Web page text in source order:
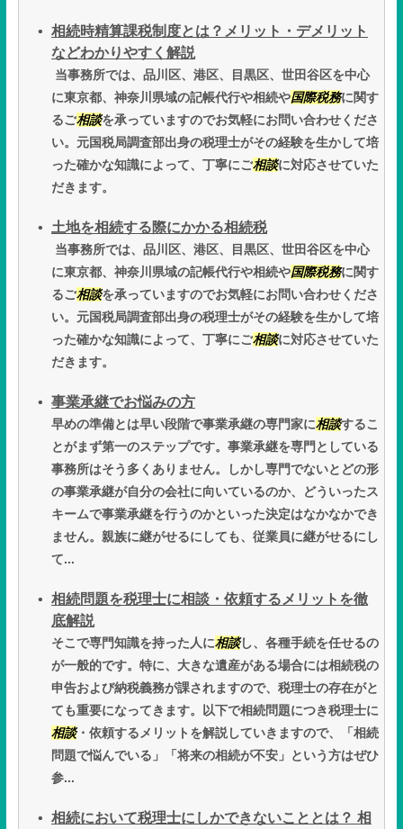
相続時精算課税制度とは？メリット・デメリット
などわかりやすく解説
当事務所では、品川区、港区、目黒区、世田谷区を中心
に東京都、神奈川県域の記帳代行や相続や国際税務に関す
るご相談を承っていますのでお気軽にお問い合わせくださ
い。元国税局調査部出身の税理士がその経験を生かして培
った確かな知識によって、丁寧にご相談に対応させていた
だきます。
土地を相続する際にかかる相続税
当事務所では、品川区、港区、目黒区、世田谷区を中心
に東京都、神奈川県域の記帳代行や相続や国際税務に関す
るご相談を承っていますのでお気軽にお問い合わせくださ
い。元国税局調査部出身の税理士がその経験を生かして培
った確かな知識によって、丁寧にご相談に対応させていた
だきます。
事業承継でお悩みの方
早めの準備とは早い段階で事業承継の専門家に相談するこ
とがまず第一のステップです。事業承継を専門としている
事務所はそう多くありません。しかし専門でないとどの形
の事業承継が自分の会社に向いているのか、どういったス
キームで事業承継を行うのかといった決定はなかなかでき
ません。親族に継がせるにしても、従業員に継がせるにし
て...
相続問題を税理士に相談・依頼するメリットを徹
底解説
そこで専門知識を持った人に相談し、各種手続を任せるの
が一般的です。特に、大きな遺産がある場合には相続税の
申告および納税義務が課されますので、税理士の存在がと
ても重要になってきます。以下で相続問題につき税理士に
相談・依頼するメリットを解説していきますので、「相続
問題で悩んでいる」「将来の相続が不安」という方はぜひ
参...
相続において税理士にしかできないこととは？ 相